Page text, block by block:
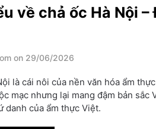
về chả ốc Hà Nội
on 29/06/2026
là cái nôi của nền văn hóa ẩm
mạc nhưng lại mang đậm bản
danh của ẩm thực Việt.